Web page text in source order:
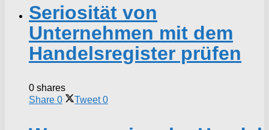
Seriosität von
Unternehmen mit dem
Handelsregister prüfen
0 shares
Share 0 Tweet 0